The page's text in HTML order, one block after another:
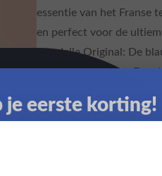
essentie van het Franse
en perfect voor de
Citadelle Original: De
wat Citadelle doet. Een
Citadelle
Door de toevoeging van
zonovergoten, fruitige
: De nieuwste
natuurlijke rode
je eerste korting!